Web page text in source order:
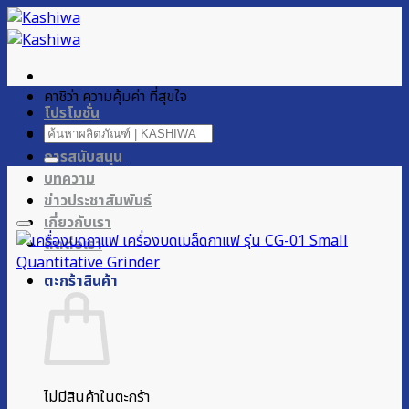
ข้าม
ไป
เนื้อหา
โปรโมชั่น
ผลิตภัณฑ์ของเรา
การสนับสนุน
บทความ
ข่าวประชาสัมพันธ์
เกี่ยวกับเรา
ติดต่อเรา
ตะกร้าสินค้า
ไม่มีสินค้าในตะกร้า
คาชิว่า ความคุ้มค่า ที่สุขใจ
ค้นหา: